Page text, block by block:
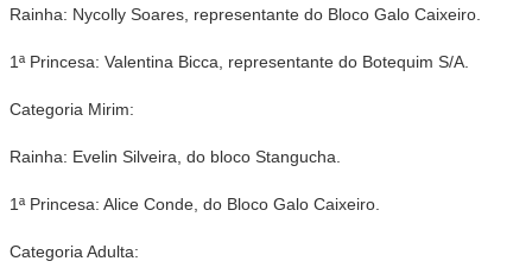
Rainha: Nycolly Soares, representante do Bloco Galo Caixeiro.
1ª Princesa: Valentina Bicca, representante do Botequim S/A.
Categoria Mirim:
Rainha: Evelin Silveira, do bloco Stangucha.
1ª Princesa: Alice Conde, do Bloco Galo Caixeiro.
Categoria Adulta: